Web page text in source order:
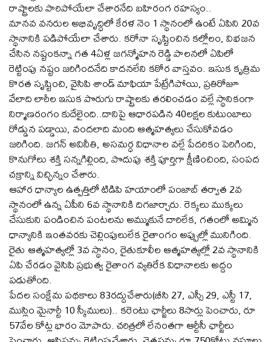
రాష్ట్రాలకు పారిపోయేలా చేశారనేది బహిరంగ రహస్యం..
మానవ వనరుల అభివృద్ధిలో కేరళ నెం 1 స్థానంలో ఉంటే ఏపిని 20వ
స్థానానికి పడిపోయేలా చేశారు. కరోనా సృష్టించిన కల్లోలం, విభజన
చేసిన నష్టంకన్నా గత 4ఏళ్ల జగన్మోహన రెడ్డి పాలనలో ఏపిలో
రెట్టింపు నష్టం జరిగిందనేది కాదనలేని కఠోర వాస్తవం. ఇసుక కృత్రిమ
కొరత సృష్టించి, వైసిపి శాండ్ మాఫియా పేట్రేగిపోయి, ప్రతిరోజూ
వేలాది లారీల ఇసుక పొరుగు రాష్ట్రాలకు తరలించడం వల్లే స్థానికంగా
నిర్మాణరంగం కుదేలైంది..దానిపై ఆధారపడిన 40లక్షల కుటుంబాలు
రోడ్డున పడ్డాయి, వందలాది మంది ఆత్మహత్యలు చేసుకోవడం
జరిగింది. జగన్ అవినీతి, అసమర్ధ విధానాల వల్లే పేదరికం పెరిగింది,
కొనుగోలు శక్తి సన్నగిల్లింది, పొదుపు శక్తి పూర్తిగా క్షీణించింది, సంపద
చక్రాన్ని విచ్ఛిన్నం చేశారు.
ఆహార ధాన్యాల ఉత్పత్తిలో టిడిపి హయాంలో పంజాబ్ తర్వాత 2వ
స్థానంలో ఉన్న ఏపీని 6వ స్థానానికి దిగజార్చారు. రెక్కలు ముక్కలు
చేసుకుని పండించిన పంటలను అమ్ముకునే దారిలేక, గతంలో అమ్మిన
ధాన్యానికి ఇంతవరకు చెల్లింపులులేక రైతాంగం అప్పుల్లో మునిగింది.
రైతు ఆత్మహత్యల్లో 3వ స్థానం, రైతుకూలీల ఆత్మహత్యల్లో 2వ స్థానానికి
ఏపి చేరడం వైసిపి ప్రభుత్వ రైతాంగ వ్యతిరేక విధానాలకు అద్దం
పడుతోంది.
పేదల సంక్షేమ పథకాలు 83రద్దుచేశారు(బీసి 27, ఎస్సీ 29, ఎస్టీ 17,
ముస్లిం మైనార్టీ 10 స్కీములు).. కరెంటు ఛార్జీలు 8సార్లు పెంచారు, రూ
57వేల కోట్ల భారం మోపారు. చరిత్రలో లేనంతగా ఆర్టీసీ ఛార్జీలు